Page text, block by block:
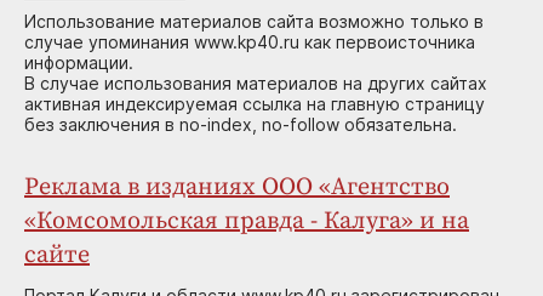
Использование материалов сайта возможно только в
случае упоминания www.kp40.ru как первоисточника
информации.
В случае использования материалов на других сайтах
активная индексируемая ссылка на главную страницу
без заключения в no-index, no-follow обязательна.
Реклама в изданиях ООО «Агентство
«Комсомольская правда - Калуга» и на
сайте